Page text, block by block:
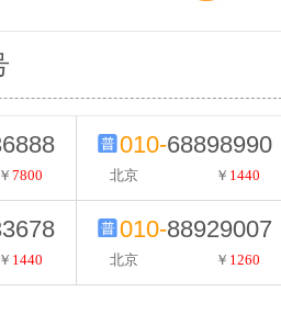
￥7800
010-68898990
北京 ￥ 1440
￥ 1440
010-88929007
北京 ￥ 1260